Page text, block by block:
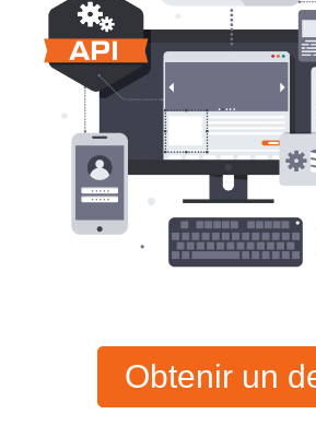
Obtenir un